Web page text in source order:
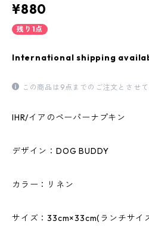
¥880
残り1点
International shipping
この商品は9点までのご注文とさせて
IHR/イアのペーパーナプキン
デザイン：DOG BUDDY
カラー：リネン
サイズ：33cm×33cm(ランチサイ